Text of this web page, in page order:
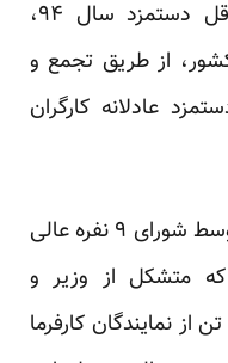
گذشته، همزمان با بررسی حداقل دستمزد سال ۹۴،
از طریق تجمع و
عادلانه کارگران
حداقل دستمزد سالانه کارگران توسط شورای ۹ نفره عالی
متشکل از وزیر و
دونماینده دولتی مورد تائید او، ۳ تن از نمایندگان کارفرما